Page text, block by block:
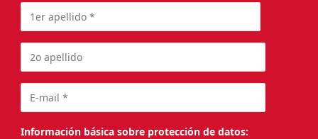
Información básica sobre protección de datos: